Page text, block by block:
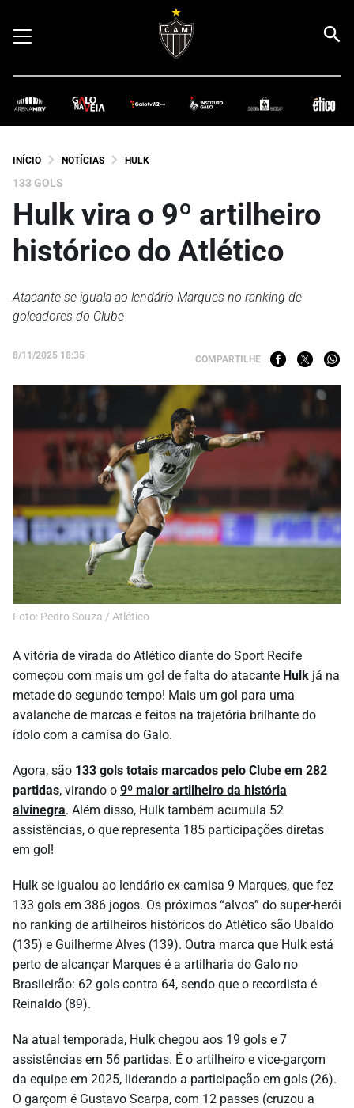
INÍCIO NOTÍCIAS HULK
133 GOLS
Hulk vira o 9º artilheiro
histórico do Atlético
Atacante se iguala ao lendário Marques no ranking de
goleadores do Clube
8/11/2025 18:35 COMPARTILHE
Foto: Pedro Souza / Atlético
A vitória de virada do Atlético diante do Sport Recife
começou com mais um gol de falta do atacante Hulk já na
metade do segundo tempo! Mais um gol para uma
avalanche de marcas e feitos na trajetória brilhante do
ídolo com a camisa do Galo.
Agora, são 133 gols totais marcados pelo Clube em 282
partidas, virando o 9º maior artilheiro da história
alvinegra. Além disso, Hulk também acumula 52
assistências, o que representa 185 participações diretas
em gol!
Hulk se igualou ao lendário ex-camisa 9 Marques, que fez
133 gols em 386 jogos. Os próximos “alvos” do super-herói
no ranking de artilheiros históricos do Atlético são Ubaldo
(135) e Guilherme Alves (139). Outra marca que Hulk está
perto de alcançar Marques é a artilharia do Galo no
Brasileirão: 62 gols contra 64, sendo que o recordista é
Reinaldo (89).
Na atual temporada, Hulk chegou aos 19 gols e 7
assistências em 56 partidas. É o artilheiro e vice-garçom
da equipe em 2025, liderando a participação em gols (26).
O garçom é Gustavo Scarpa, com 12 passes (cruzou a